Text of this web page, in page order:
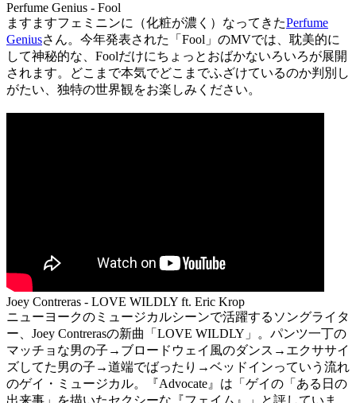
Perfume Genius - Fool
ますますフェミニンに（化粧が濃く）なってきたPerfume
Geniusさん。今年発表された「Fool」のMVでは、耽美的に
して神秘的な、Foolだけにちょっとおばかないろいろが展開
されます。どこまで本気でどこまでふざけているのか判別し
がたい、独特の世界観をお楽しみください。
Joey Contreras - LOVE WILDLY ft. Eric Krop
ニューヨークのミュージカルシーンで活躍するソングライタ
ー、Joey Contrerasの新曲「LOVE WILDLY」。パンツ一丁の
マッチョな男の子→ブロードウェイ風のダンス→エクササイ
ズしてた男の子→道端でばったり→ベッドインっていう流れ
のゲイ・ミュージカル。『Advocate』は「ゲイの「ある日の